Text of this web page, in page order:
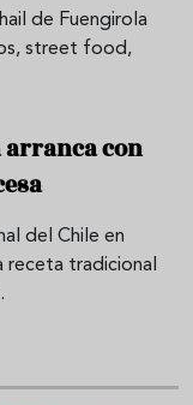
de Fuengirola
street food,
arranca con
del Chile en
receta tradicional